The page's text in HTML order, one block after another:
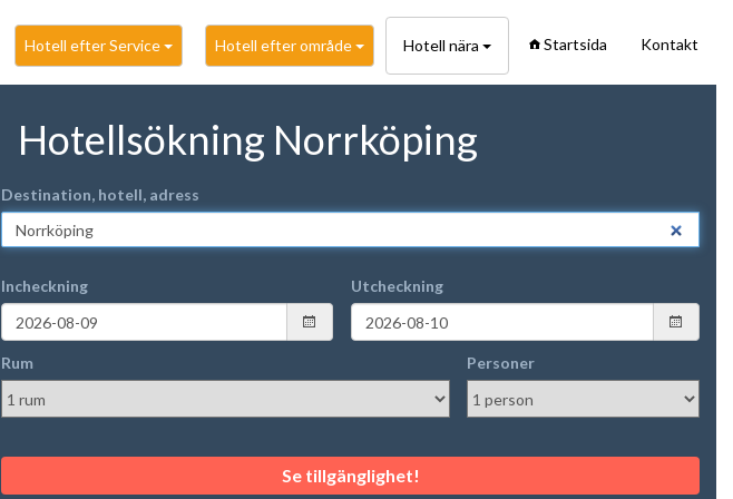
Hotell efter Service Hotell efter område Hotell nära Startsida Kontakt
Hotellsökning Norrköping
Destination, hotell, adress
Incheckning Utcheckning
Rum Personer
Se tillgänglighet!